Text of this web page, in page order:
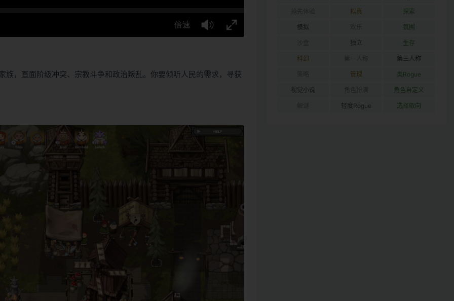
，直面阶级冲突、宗教斗争和政治叛乱。你要倾听人民的需求，寻获
拟真 探索
模拟 氛围
独立 生存
科幻 第三人称
管理 类Rogue
视觉小说 角色自定义
轻度Rogue 选择取向